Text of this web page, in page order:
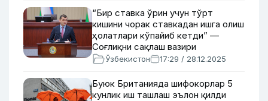
“Бир ставка ўрин учун тўрт
кишини чорак ставкадан ишга олиш
ҳолатлари кўпайиб кетди” —
Соғлиқни сақлаш вазири
Ўзбекистон 17:29 / 28.12.2025
Буюк Британияда шифокорлар 5
кунлик иш ташлаш эълон қилди